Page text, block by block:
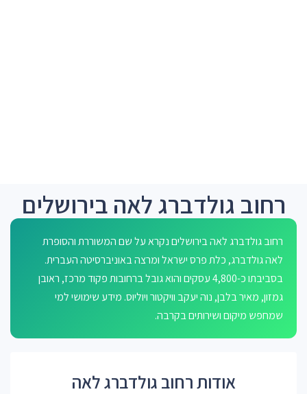
רחוב גולדברג לאה בירושלים
רחוב גולדברג לאה בירושלים נקרא על שם המשוררת והסופרת
לאה גולדברג, כלת פרס ישראל ומרצה באוניברסיטה העברית.
בסביבתו כ-4,800 עסקים והוא גובל ברחובות פקוד מרכז, ראובן
גמזון, מאיר בלבן, נוה יעקב וויקטור ויוליוס. מידע שימושי למי
שמחפש מיקום ושירותים בקרבה.
אודות רחוב גולדברג לאה